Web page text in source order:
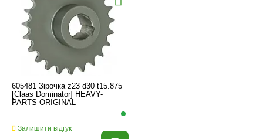
605481 Зірочка z23 d30 t15.875
[Claas Dominator] HEAVY-
PARTS ORIGINAL
Залишити відгук